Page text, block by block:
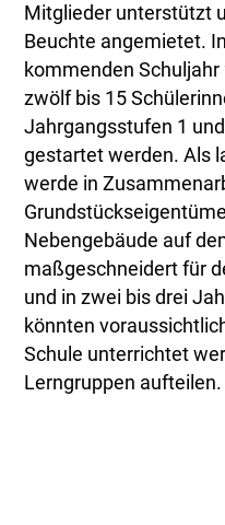
Mitglieder unterstützt
Beuchte angemietet.
kommenden
zwölf bis 15
Jahrgangsstufen 1
gestartet werden. Als
werde in
Nebengebäude auf
maßgeschneidert für
und in zwei bis drei
könnten
Schule unterrichtet
Lerngruppen aufteilen.